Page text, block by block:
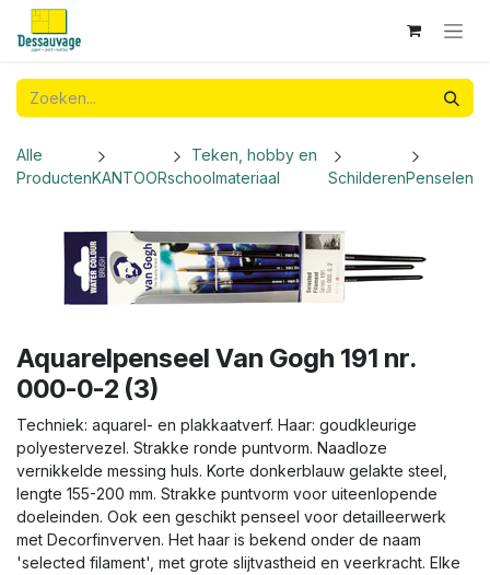
Overslaan naar inhoud
Alle
ProductenKANTOOR
Teken, hobby en
schoolmateriaal
SchilderenPenselen
Aquarelpenseel Van Gogh 191 nr.
000-0-2 (3)
Techniek: aquarel- en plakkaatverf. Haar: goudkleurige
polyestervezel. Strakke ronde puntvorm. Naadloze
vernikkelde messing huls. Korte donkerblauw gelakte steel,
lengte 155-200 mm. Strakke puntvorm voor uiteenlopende
doeleinden. Ook een geschikt penseel voor detailleerwerk
met Decorfinverven. Het haar is bekend onder de naam
'selected filament', met grote slijtvastheid en veerkracht. Elke